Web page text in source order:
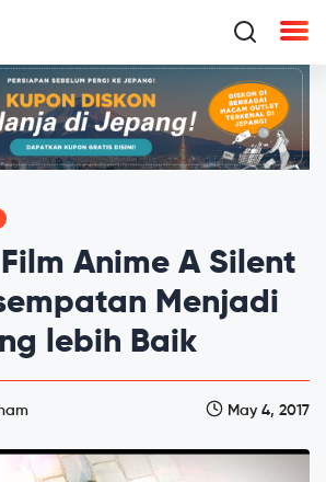
Film Anime A Silent
Menjadi
lebih Baik
May 4, 2017